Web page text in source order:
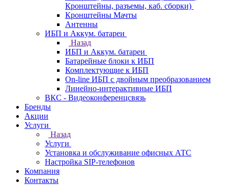
Кронштейны, разъемы, каб. сборки)
Кронштейны Мачты
Антенны
ИБП и Аккум. батареи
Назад
ИБП и Аккум. батареи
Батарейные блоки к ИБП
Комплектующие к ИБП
On-line ИБП с двойным преобразованием
Линейно-интерактивные ИБП
ВКС - Видеоконференцсвязь
Бренды
Акции
Услуги
Назад
Услуги
Установка и обслуживание офисных АТС
Настройка SIP-телефонов
Компания
Контакты